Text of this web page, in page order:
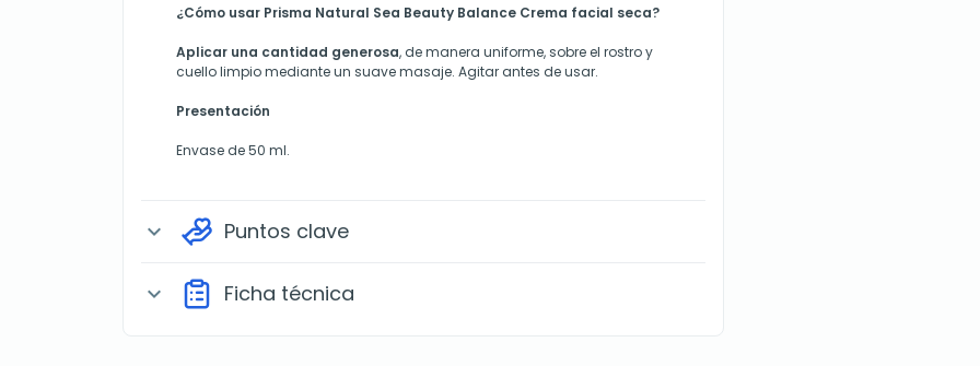
¿Cómo usar Prisma Natural Sea Beauty Balance Crema facial seca?
Aplicar una cantidad generosa, de manera uniforme, sobre el rostro y
cuello limpio mediante un suave masaje. Agitar antes de usar.
Presentación
Envase de 50 ml.
expand_more Puntos clave
expand_more Ficha técnica